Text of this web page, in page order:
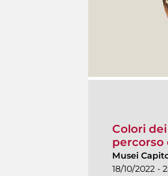
Colori
percorso
Musei
18/10/2022 -